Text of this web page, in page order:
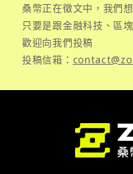
桑幣正在徵文中，我們
只要是跟金融科技、區
歡迎向我們投稿
投稿信箱：